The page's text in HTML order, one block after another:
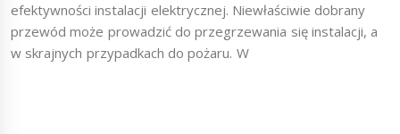
efektywności instalacji elektrycznej. Niewłaściwie dobrany
przewód może prowadzić do przegrzewania się instalacji, a
w skrajnych przypadkach do pożaru. W